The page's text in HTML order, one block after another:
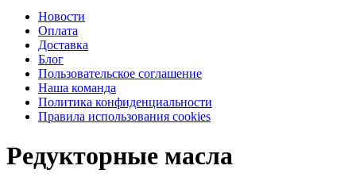
Новости
Оплата
Доставка
Блог
Пользовательское соглашение
Наша команда
Политика конфиденциальности
Правила использования cookies
Редукторные масла